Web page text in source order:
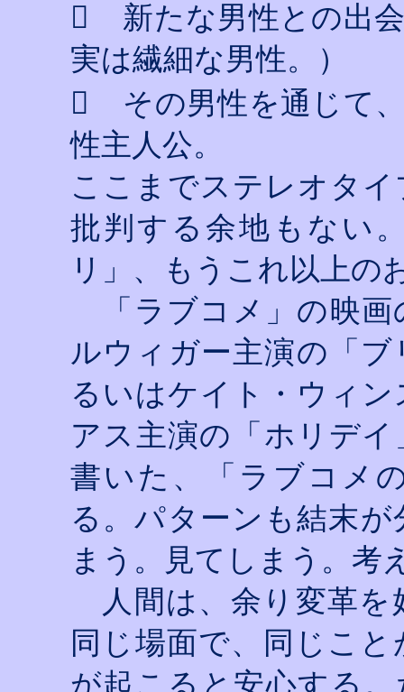

新たな男性との出
実は繊細な男性。）

その男性を通じて
性主人公。
ここまでステレオタ
批判する余地もない
リ」、もうこれ以上の
「ラブコメ」の映画
ルウィガー主演の「
るいはケイト・ウィ
アス主演の「ホリデ
書いた、「ラブコメ
る。パターンも結末
まう。見てしまう。考
人間は、余り変革を
同じ場面で、同じこ
が起こると安心する